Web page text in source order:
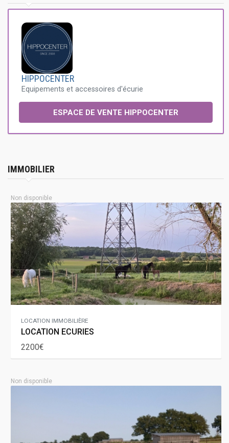
HIPPOCENTER
Equipements et accessoires d'écurie
ESPACE DE VENTE HIPPOCENTER
IMMOBILIER
Non disponible
LOCATION IMMOBILIÈRE
LOCATION ECURIES
2200€
Non disponible